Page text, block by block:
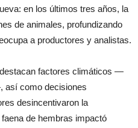
en los últimos tres años, la
de animales, profundizando
a productores y analistas.
factores climáticos —
así como decisiones
desincentivaron la
de hembras impactó